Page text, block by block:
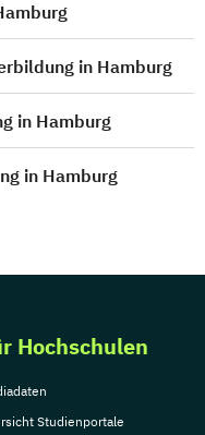
in Hamburg
in Hamburg
in Hamburg
Hochschulen
Studienportale